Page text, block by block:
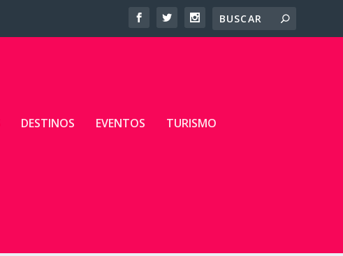
DESTINOS EVENTOS TURISMO